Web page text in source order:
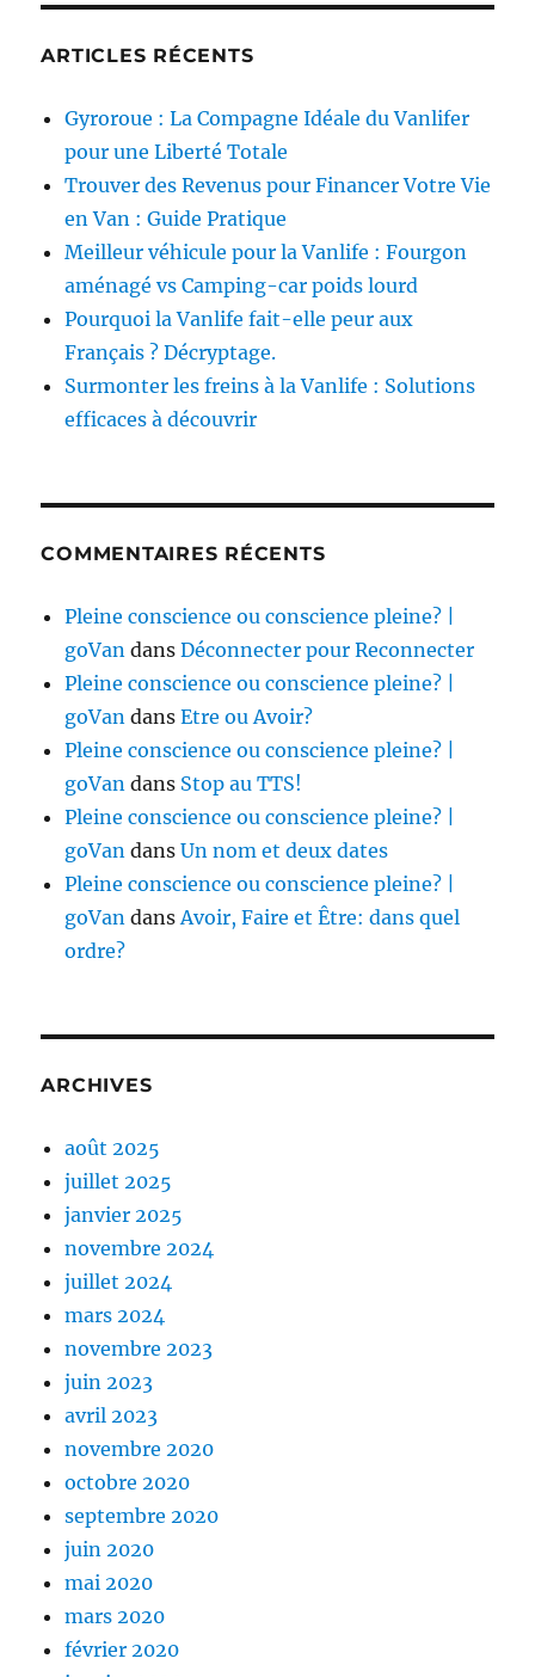
ARTICLES RÉCENTS
Gyroroue : La Compagne Idéale du Vanlifer
pour une Liberté Totale
Trouver des Revenus pour Financer Votre Vie
en Van : Guide Pratique
Meilleur véhicule pour la Vanlife : Fourgon
aménagé vs Camping-car poids lourd
Pourquoi la Vanlife fait-elle peur aux
Français ? Décryptage.
Surmonter les freins à la Vanlife : Solutions
efficaces à découvrir
COMMENTAIRES RÉCENTS
Pleine conscience ou conscience pleine? |
goVan dansDéconnecter pour Reconnecter
Pleine conscience ou conscience pleine? |
goVan dansEtre ou Avoir?
Pleine conscience ou conscience pleine? |
goVan dans Stop au TTS!
Pleine conscience ou conscience pleine? |
goVan dansUn nom et deux dates
Pleine conscience ou conscience pleine? |
goVan dans Avoir, Faire et Être: dans quel
ordre?
ARCHIVES
août 2025
juillet 2025
janvier 2025
novembre 2024
juillet 2024
mars 2024
novembre 2023
juin 2023
avril 2023
novembre 2020
octobre 2020
septembre 2020
juin 2020
mai 2020
mars 2020
février 2020